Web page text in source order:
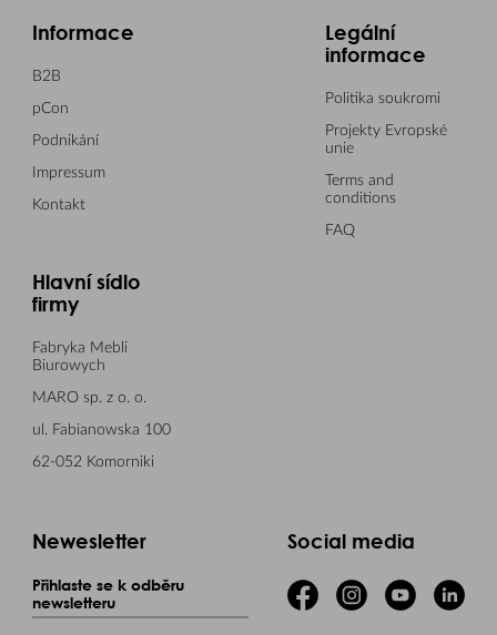
Informace
B2B
pCon
Podnikání
Impressum
Kontakt
Legální
informace
Politika soukromi
Projekty Evropské
unie
Terms and
conditions
FAQ
Hlavní sídlo
firmy
Fabryka Mebli
Biurowych
MARO sp. z o. o.
ul. Fabianowska 100
62-052 Komorniki
Newesletter
Přihlaste se k odběru
newsletteru
Social media